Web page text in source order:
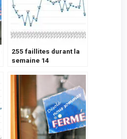
255 faillites durant la
semaine 14